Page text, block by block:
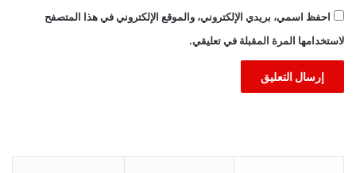
احفظ اسمي، بريدي الإلكتروني، والموقع الإلكتروني في هذا المتصفح
لاستخدامها المرة المقبلة في تعليقي.